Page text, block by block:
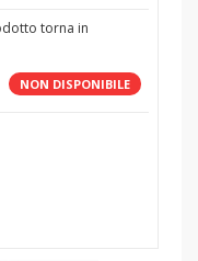
torna in
NON DISPONIBILE